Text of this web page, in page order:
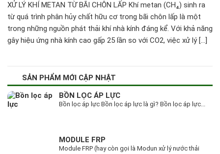
XỬ LÝ KHÍ METAN TỪ BÃI CHÔN LẤP Khí metan (CH₄) sinh ra
từ quá trình phân hủy chất hữu cơ trong bãi chôn lấp là một
trong những nguồn phát thải khí nhà kính đáng kể. Với khả năng
gây hiệu ứng nhà kính cao gấp 25 lần so với CO2, việc xử lý […]
SẢN PHẨM MỚI CẬP NHẬT
BỒN LỌC ÁP LỰC
Bồn lọc áp lực Bồn lọc áp lực là gì? Bồn lọc áp lực...
MODULE FRP
Module FRP (hay còn gọi là Modun xử lý nước thải